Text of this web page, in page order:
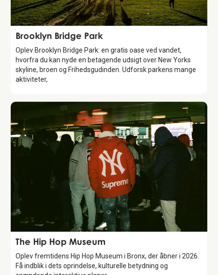
Attraction
Brooklyn Bridge Park
Oplev Brooklyn Bridge Park: en gratis oase ved vandet,
hvorfra du kan nyde en betagende udsigt over New Yorks
skyline, broen og Frihedsgudinden. Udforsk parkens mange
aktiviteter,
Attraction
The Hip Hop Museum
Oplev fremtidens Hip Hop Museum i Bronx, der åbner i 2026.
Få indblik i dets oprindelse, kulturelle betydning og